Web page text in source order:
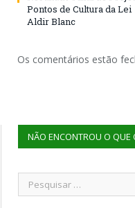
Pontos de Cultura da Lei
Aldir Blanc
Os comentários estão
NÃO ENCONTROU O QUE